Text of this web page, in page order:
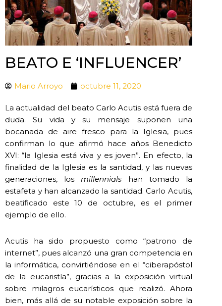
BEATO E ‘INFLUENCER’
Mario Arroyo octubre 11, 2020
La actualidad del beato Carlo Acutis está fuera de
duda. Su vida y su mensaje suponen una
bocanada de aire fresco para la Iglesia, pues
confirman lo que afirmó hace años Benedicto
XVI: “la Iglesia está viva y es joven”. En efecto, la
finalidad de la Iglesia es la santidad, y las nuevas
generaciones, losmillennials han tomado la
estafeta y han alcanzado la santidad. Carlo Acutis,
beatificado este 10 de octubre, es el primer
ejemplo de ello.
Acutis ha sido propuesto como “patrono de
internet”, pues alcanzó una gran competencia en
la informática, convirtiéndose en el “ciberapóstol
de la eucaristía”, gracias a la exposición virtual
sobre milagros eucarísticos que realizó. Ahora
bien, más allá de su notable exposición sobre la